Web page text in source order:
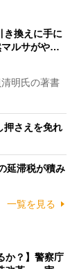
き換えに手に
マルサがや…
明氏の著書
押さえを免れ
延滞税が積み
一覧を見る
か？】警察庁